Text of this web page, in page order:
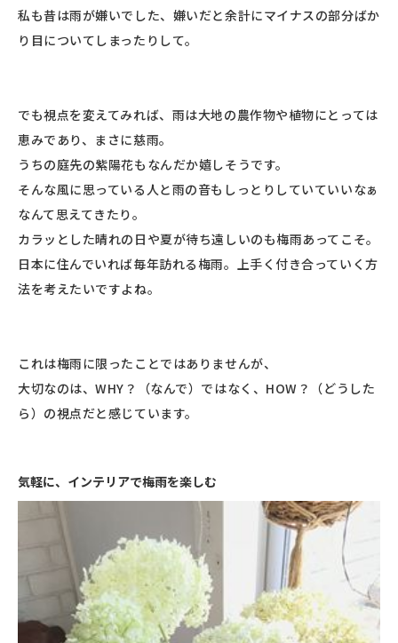
私も昔は雨が嫌いでした、嫌いだと余計にマイナスの部分ばか
り目についてしまったりして。
でも視点を変えてみれば、雨は大地の農作物や植物にとっては
恵みであり、まさに慈雨。
うちの庭先の紫陽花もなんだか嬉しそうです。
そんな風に思っている人と雨の音もしっとりしていていいなぁ
なんて思えてきたり。
カラッとした晴れの日や夏が待ち遠しいのも梅雨あってこそ。
日本に住んでいれば毎年訪れる梅雨。上手く付き合っていく方
法を考えたいですよね。
これは梅雨に限ったことではありませんが、
大切なのは、WHY？（なんで）ではなく、HOW？（どうした
ら）の視点だと感じています。
気軽に、インテリアで梅雨を楽しむ